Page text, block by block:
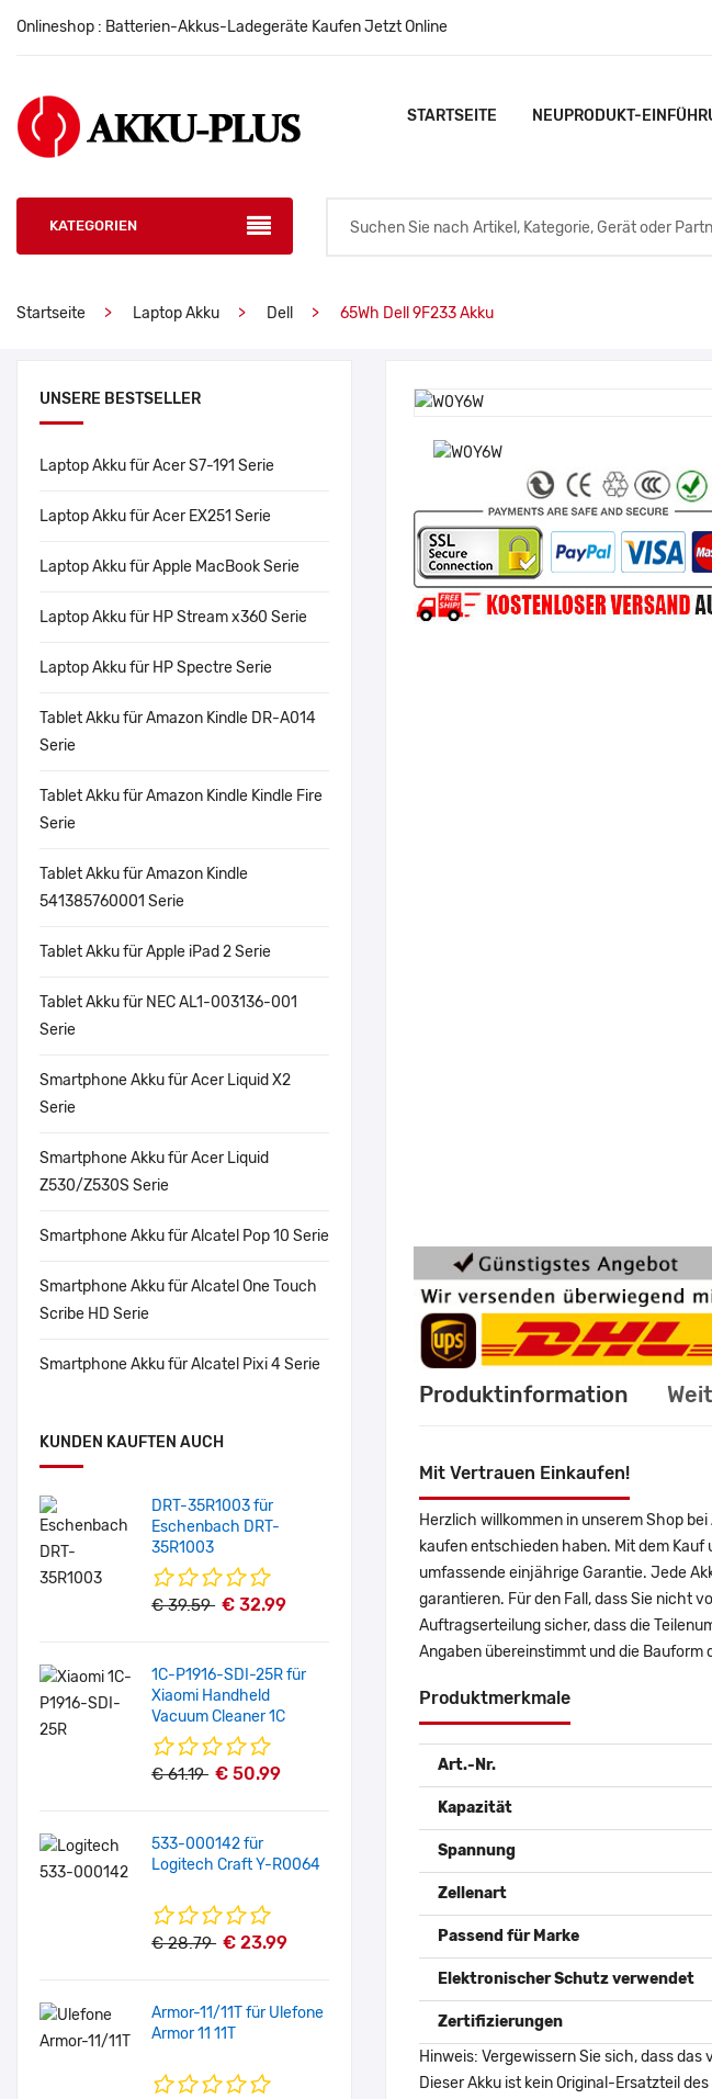
Onlineshop : Batterien-Akkus-Ladegeräte Kaufen Jetzt Online
STARTSEITE NEUPRODUKT-
KATEGORIEN
Startseite Laptop Akku Dell 65Wh Dell 9F233 Akku
UNSERE BESTSELLER
Laptop Akku für Acer S7-191 Serie
Laptop Akku für Acer EX251 Serie
Laptop Akku für Apple MacBook Serie
Laptop Akku für HP Stream x360 Serie
Laptop Akku für HP Spectre Serie
Tablet Akku für Amazon Kindle DR-A014
Serie
Tablet Akku für Amazon Kindle Kindle Fire
Serie
Tablet Akku für Amazon Kindle
541385760001 Serie
Tablet Akku für Apple iPad 2 Serie
Tablet Akku für NEC AL1-003136-001
Serie
Smartphone Akku für Acer Liquid X2
Serie
Smartphone Akku für Acer Liquid
Z530/Z530S Serie
Smartphone Akku für Alcatel Pop 10 Serie
Smartphone Akku für Alcatel One Touch
Scribe HD Serie
Smartphone Akku für Alcatel Pixi 4 Serie
KUNDEN KAUFTEN AUCH
DRT-35R1003 für
Eschenbach DRT-
35R1003
€ 39.59 € 32.99
1C-P1916-SDI-25R für
Xiaomi Handheld
Vacuum Cleaner 1C
€ 61.19 € 50.99
533-000142 für
Logitech Craft Y-R0064
€ 28.79 € 23.99
Armor-11/11T für Ulefone
Armor 11 11T
Produktinformation
Mit Vertrauen Einkaufen!
Herzlich willkommen in unserem Shop
kaufen entschieden haben. Mit dem Kauf
umfassende einjährige Garantie. Jede
garantieren. Für den Fall, dass Sie nicht
Auftragserteilung sicher, dass die
Angaben übereinstimmt und die Bauform
Produktmerkmale
Art.-Nr.
Kapazität
Spannung
Zellenart
Passend für Marke
Elektronischer Schutz verwendet
Zertifizierungen
Hinweis: Vergewissern Sie sich, dass
Dieser Akku ist kein Original-Ersatzteil